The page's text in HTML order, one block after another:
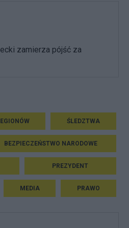
zamierza pójść za
ŚLEDZTWA
BEZPIECZEŃSTWO NARODOWE
PREZYDENT
MEDIA PRAWO